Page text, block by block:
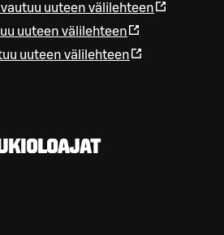
uuteen välilehteen
uuteen välilehteen
uuteen välilehteen